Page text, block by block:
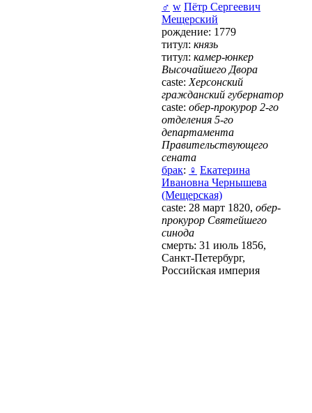
♂ w Пётр Сергеевич
Мещерский
рождение: 1779
титул: князь
титул: камер-юнкер
Высочайшего Двора
caste: Херсонский
гражданский губернатор
caste: обер-прокурор 2-го
отделения 5-го
департамента
Правительствующего
сената
брак: ♀ Екатерина
Ивановна Чернышева
(Мещерская)
caste: 28 март 1820, обер-
прокурор Святейшего
синода
смерть: 31 июль 1856,
Санкт-Петербург,
Российская империя